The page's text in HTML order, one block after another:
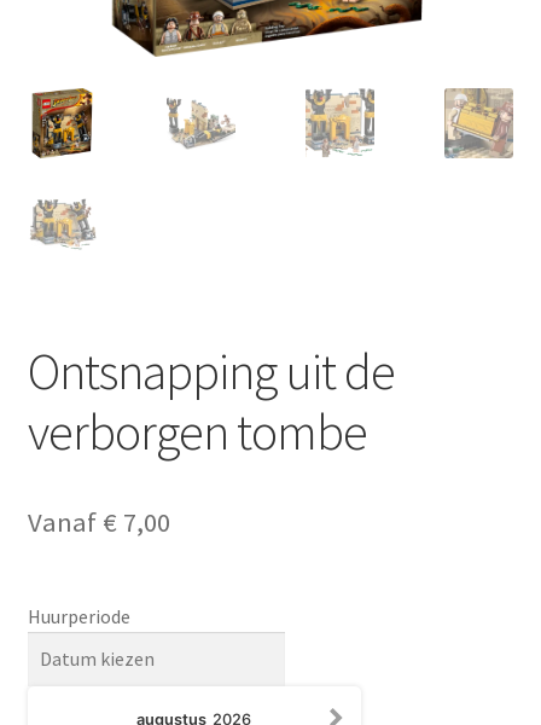
Ontsnapping uit de
verborgen tombe
Vanaf € 7,00
Huurperiode
augustus 2026